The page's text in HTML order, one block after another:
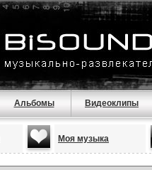
Альбомы Видеоклипы
Моя музыка